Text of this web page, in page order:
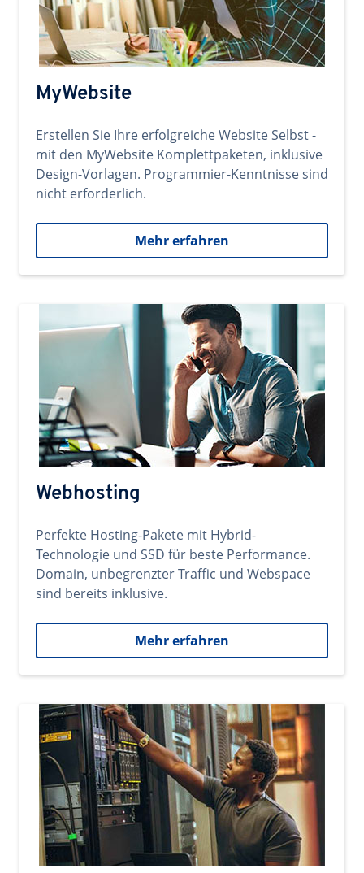
MyWebsite
Erstellen Sie Ihre erfolgreiche Website Selbst -
mit den MyWebsite Komplettpaketen, inklusive
Design-Vorlagen. Programmier-Kenntnisse sind
nicht erforderlich.
Mehr erfahren
Webhosting
Perfekte Hosting-Pakete mit Hybrid-
Technologie und SSD für beste Performance.
Domain, unbegrenzter Traffic und Webspace
sind bereits inklusive.
Mehr erfahren